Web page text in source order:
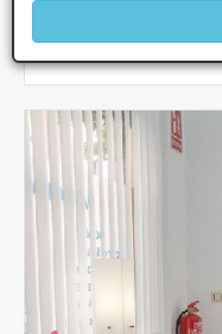
Más información